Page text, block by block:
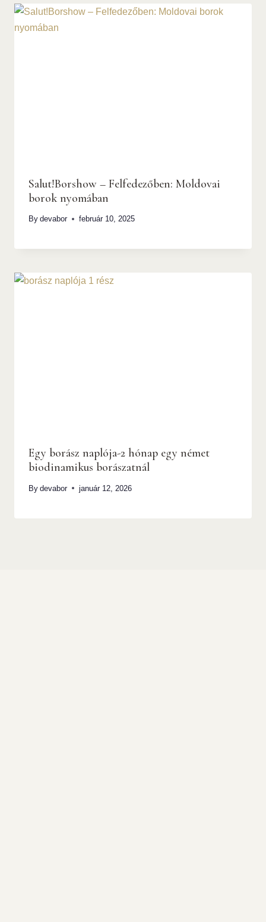
Salut!Borshow – Felfedezőben: Moldovai
borok nyomában
By devabor február 10, 2025
Egy borász naplója-2 hónap egy német
biodinamikus borászatnál
By devabor január 12, 2026